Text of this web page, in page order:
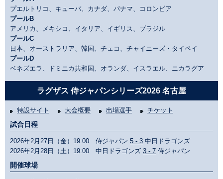
プエルトリコ、キューバ、カナダ、パナマ、コロンビア
プールB
アメリカ、メキシコ、イタリア、イギリス、ブラジル
プールC
日本、オーストラリア、韓国、チェコ、チャイニーズ・タイペイ
プールD
ベネズエラ、ドミニカ共和国、オランダ、イスラエル、ニカラグア
ラグザス 侍ジャパンシリーズ2026 名古屋
特設サイト 大会概要 出場選手 チケット
試合日程
2026年2月27日（金）19:00 侍ジャパン 5 - 3 中日ドラゴンズ
2026年2月28日（土）19:00 中日ドラゴンズ 3 - 7 侍ジャパン
開催球場